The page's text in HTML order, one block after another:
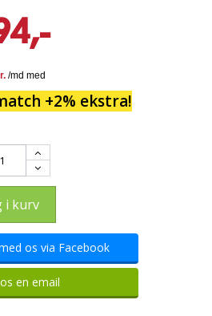
+2% ekstra!
i kurv
os via Facebook
en email